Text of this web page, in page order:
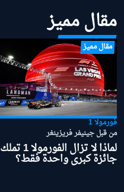
مقال مميز
مقال مميز
فورمولا 1
من قبل جينيفر فريزينغر
لماذا لا تزال الفورمولا 1 تملك
جائزة كبرى واحدة فقط؟